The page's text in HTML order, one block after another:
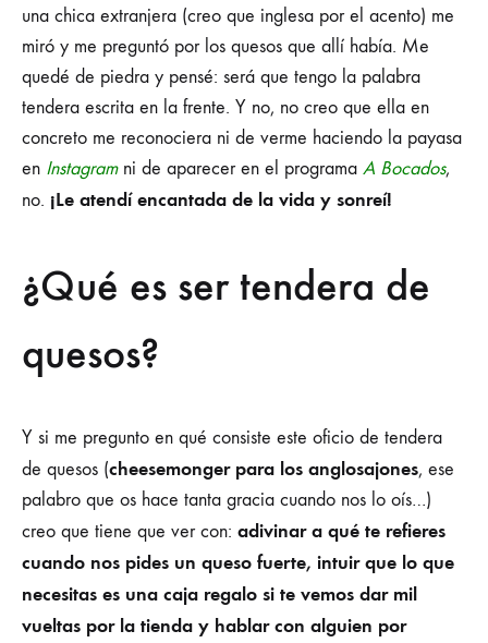
una chica extranjera (creo que inglesa por el acento) me
miró y me preguntó por los quesos que allí había. Me
quedé de piedra y pensé: será que tengo la palabra
tendera escrita en la frente. Y no, no creo que ella en
concreto me reconociera ni de verme haciendo la payasa
en Instagram ni de aparecer en el programa A Bocados,
no. ¡Le atendí encantada de la vida y sonreí!
¿Qué es ser tendera de
quesos?
Y si me pregunto en qué consiste este oficio de tendera
de quesos (cheesemonger para los anglosajones, ese
palabro que os hace tanta gracia cuando nos lo oís…)
creo que tiene que ver con: adivinar a qué te refieres
cuando nos pides un queso fuerte, intuir que lo que
necesitas es una caja regalo si te vemos dar mil
vueltas por la tienda y hablar con alguien por